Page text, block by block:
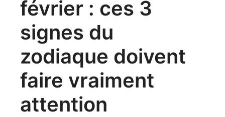
février : ces 3
signes du
zodiaque doivent
faire vraiment
attention